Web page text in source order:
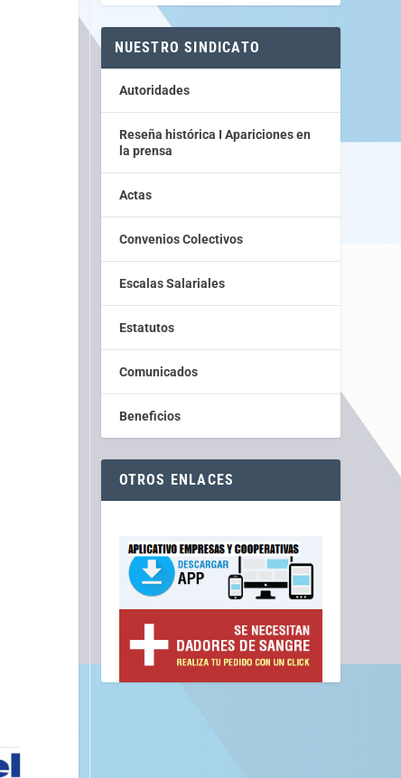
NUESTRO SINDICATO
Autoridades
Reseña histórica I Apariciones en
la prensa
Actas
Convenios Colectivos
Escalas Salariales
Estatutos
Comunicados
Beneficios
OTROS ENLACES